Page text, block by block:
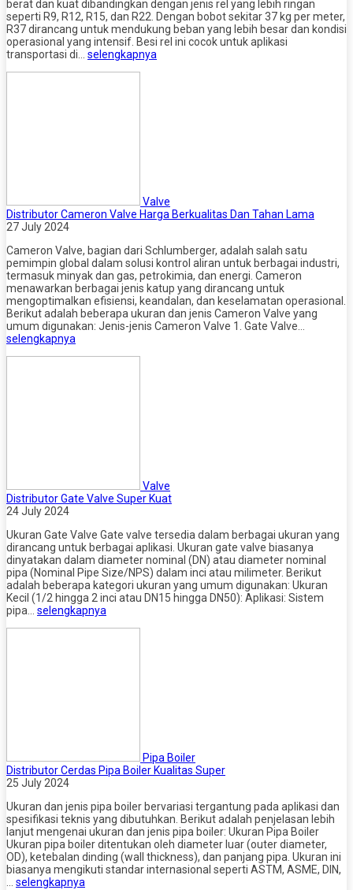
berat dan kuat dibandingkan dengan jenis rel yang lebih ringan
seperti R9, R12, R15, dan R22. Dengan bobot sekitar 37 kg per meter,
R37 dirancang untuk mendukung beban yang lebih besar dan kondisi
operasional yang intensif. Besi rel ini cocok untuk aplikasi
transportasi di… selengkapnya
Valve
Distributor Cameron Valve Harga Berkualitas Dan Tahan Lama
27 July 2024
Cameron Valve, bagian dari Schlumberger, adalah salah satu
pemimpin global dalam solusi kontrol aliran untuk berbagai industri,
termasuk minyak dan gas, petrokimia, dan energi. Cameron
menawarkan berbagai jenis katup yang dirancang untuk
mengoptimalkan efisiensi, keandalan, dan keselamatan operasional.
Berikut adalah beberapa ukuran dan jenis Cameron Valve yang
umum digunakan: Jenis-jenis Cameron Valve 1. Gate Valve…
selengkapnya
Valve
Distributor Gate Valve Super Kuat
24 July 2024
Ukuran Gate Valve Gate valve tersedia dalam berbagai ukuran yang
dirancang untuk berbagai aplikasi. Ukuran gate valve biasanya
dinyatakan dalam diameter nominal (DN) atau diameter nominal
pipa (Nominal Pipe Size/NPS) dalam inci atau milimeter. Berikut
adalah beberapa kategori ukuran yang umum digunakan: Ukuran
Kecil (1/2 hingga 2 inci atau DN15 hingga DN50): Aplikasi: Sistem
pipa… selengkapnya
Pipa Boiler
Distributor Cerdas Pipa Boiler Kualitas Super
25 July 2024
Ukuran dan jenis pipa boiler bervariasi tergantung pada aplikasi dan
spesifikasi teknis yang dibutuhkan. Berikut adalah penjelasan lebih
lanjut mengenai ukuran dan jenis pipa boiler: Ukuran Pipa Boiler
Ukuran pipa boiler ditentukan oleh diameter luar (outer diameter,
OD), ketebalan dinding (wall thickness), dan panjang pipa. Ukuran ini
biasanya mengikuti standar internasional seperti ASTM, ASME, DIN,
… selengkapnya